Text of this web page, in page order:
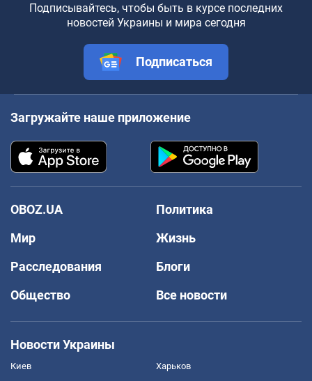
Подписывайтесь, чтобы быть в курсе последних
новостей Украины и мира сегодня
Подписаться
Загружайте наше приложение
OBOZ.UA
Политика
Мир
Жизнь
Расследования
Блоги
Общество
Все новости
Новости Украины
Киев Харьков